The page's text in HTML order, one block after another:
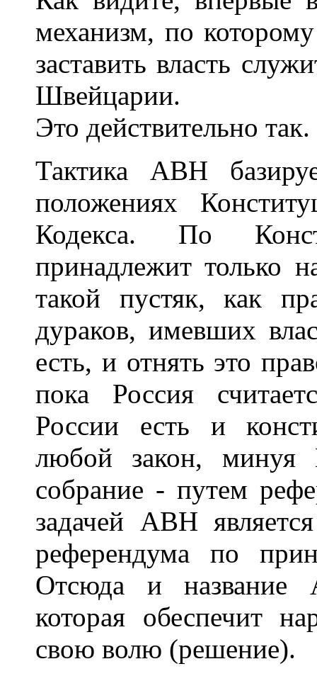
механизм, по
заставить власть
Швейцарии.
Это действительно так.
Тактика АВН
положениях
Кодекса. По
принадлежит только
такой пустяк, как
дураков, имевших
есть, и отнять это
пока Россия
России есть и
любой закон, минуя
собрание - путем
задачей АВН
референдума по
Отсюда и название
которая обеспечит
свою волю (решение).